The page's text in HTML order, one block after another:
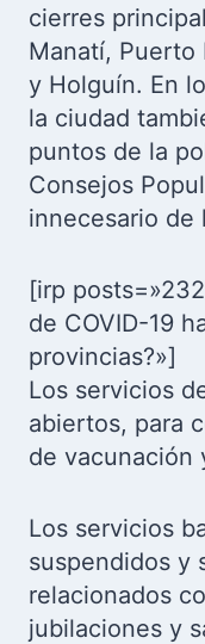
cierres
Manatí, Puerto
y Holguín. En
la ciudad
puntos de la
Consejos
innecesario de
[irp
de COVID-19
provincias?»]
Los servicios
abiertos, para
de vacunación
Los servicios
suspendidos y
relacionados
jubilaciones y